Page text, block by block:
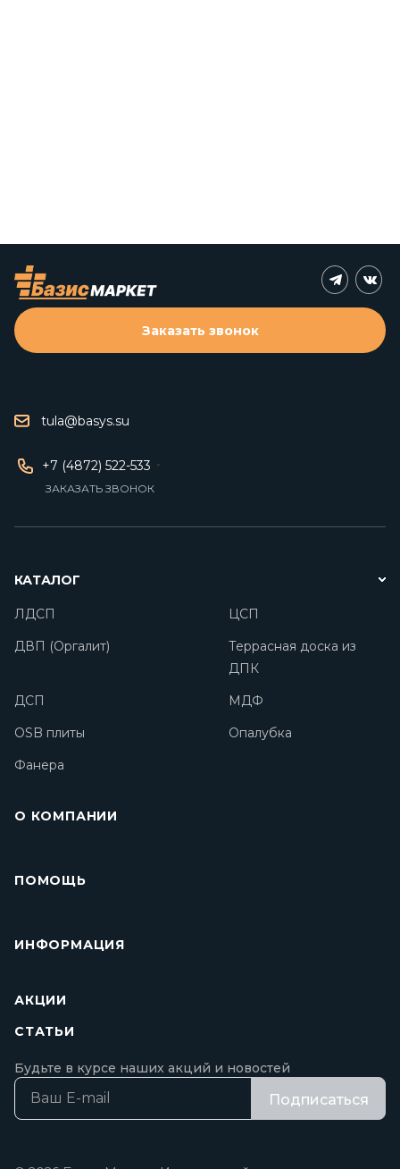
tula@basys.su
+7 (4872) 522-533
ЗАКАЗАТЬ ЗВОНОК
Заказать звонок
КАТАЛОГ
ЛДСП
ЦСП
ДВП (Оргалит)
Террасная доска из
ДПК
ДСП
МДФ
OSB плиты
Опалубка
Фанера
О КОМПАНИИ
ПОМОЩЬ
ИНФОРМАЦИЯ
АКЦИИ
СТАТЬИ
Будьте в курсе наших акций и новостей
Подписаться